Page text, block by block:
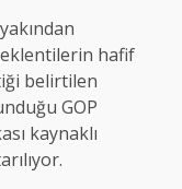
hafif
belirtilen
GOP
kaynaklı